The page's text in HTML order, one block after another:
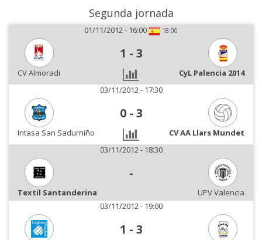
Segunda jornada
01/11/2012 - 16:00 18:00
1 - 3
CV Almoradi
CyL Palencia 2014
03/11/2012 - 17:30
0 - 3
Intasa San Sadurniño
CV AA Llars Mundet
03/11/2012 - 18:30
-
Textil Santanderina
UPV Valencia
03/11/2012 - 19:00
1 - 3